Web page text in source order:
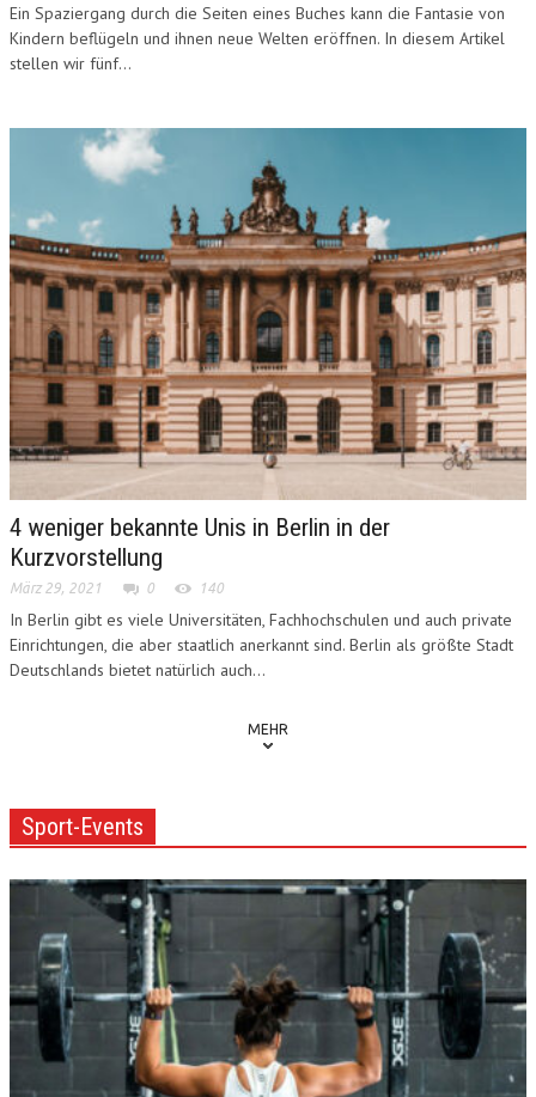
Ein Spaziergang durch die Seiten eines Buches kann die Fantasie von
Kindern beflügeln und ihnen neue Welten eröffnen. In diesem Artikel
stellen wir fünf...
4 weniger bekannte Unis in Berlin in der
Kurzvorstellung
März 29, 2021 0 140
In Berlin gibt es viele Universitäten, Fachhochschulen und auch private
Einrichtungen, die aber staatlich anerkannt sind. Berlin als größte Stadt
Deutschlands bietet natürlich auch...
MEHR
Sport-Events